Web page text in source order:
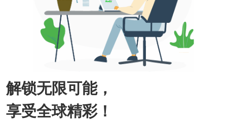
解锁无限可能，
享受全球精彩！